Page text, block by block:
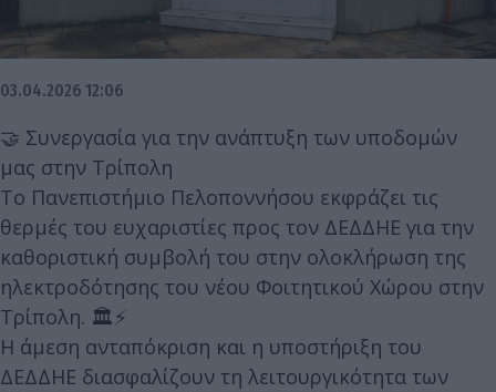
03.04.2026 12:06
🤝 Συνεργασία για την ανάπτυξη των υποδομών
μας στην Τρίπολη
Το Πανεπιστήμιο Πελοποννήσου εκφράζει τις
θερμές του ευχαριστίες προς τον ΔΕΔΔΗΕ για την
καθοριστική συμβολή του στην ολοκλήρωση της
ηλεκτροδότησης του νέου Φοιτητικού Χώρου στην
Τρίπολη. 🏛️⚡
Η άμεση ανταπόκριση και η υποστήριξη του
ΔΕΔΔΗΕ διασφαλίζουν τη λειτουργικότητα των